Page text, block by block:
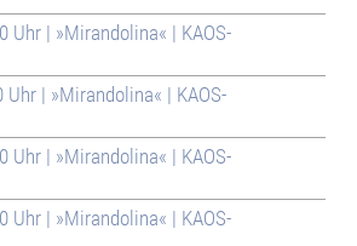
Uhr | »Mirandolina« | KAOS-
Uhr | »Mirandolina« | KAOS-
Uhr | »Mirandolina« | KAOS-
Uhr | »Mirandolina« | KAOS-